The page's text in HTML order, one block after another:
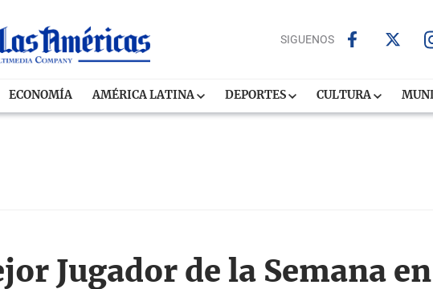
SIGUENOS
ECONOMÍA AMÉRICA LATINA DEPORTES CULTURA
Jugador de la Semana